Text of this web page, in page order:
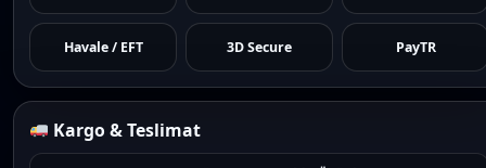
Havale / EFT 3D Secure PayTR
Kargo & Teslimat